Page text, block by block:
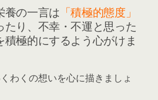
養の一言は 「積極的態度」
り、不幸・不運と思った
極的にするよう心がけま
わくの想いを心に描きましょ